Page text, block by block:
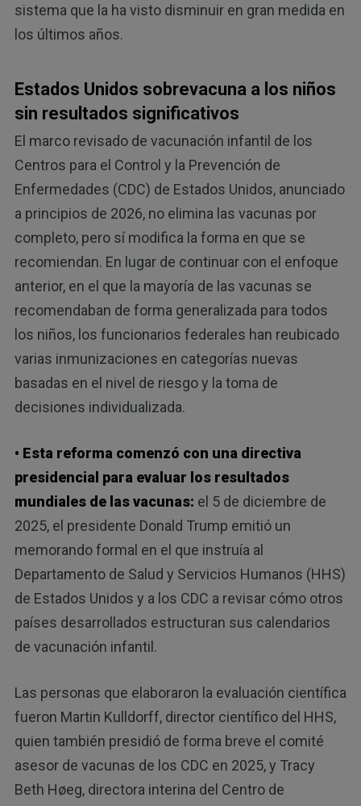
sistema que la ha visto disminuir en gran medida en
los últimos años.
Estados Unidos sobrevacuna a los niños
sin resultados significativos
El marco revisado de vacunación infantil de los
Centros para el Control y la Prevención de
Enfermedades (CDC) de Estados Unidos, anunciado
a principios de 2026, no elimina las vacunas por
completo, pero sí modifica la forma en que se
recomiendan. En lugar de continuar con el enfoque
anterior, en el que la mayoría de las vacunas se
recomendaban de forma generalizada para todos
los niños, los funcionarios federales han reubicado
varias inmunizaciones en categorías nuevas
basadas en el nivel de riesgo y la toma de
decisiones individualizada.
• Esta reforma comenzó con una directiva
presidencial para evaluar los resultados
mundiales de las vacunas: el 5 de diciembre de
2025, el presidente Donald Trump emitió un
memorando formal en el que instruía al
Departamento de Salud y Servicios Humanos (HHS)
de Estados Unidos y a los CDC a revisar cómo otros
países desarrollados estructuran sus calendarios
de vacunación infantil.
Las personas que elaboraron la evaluación científica
fueron Martin Kulldorff, director científico del HHS,
quien también presidió de forma breve el comité
asesor de vacunas de los CDC en 2025, y Tracy
Beth Høeg, directora interina del Centro de